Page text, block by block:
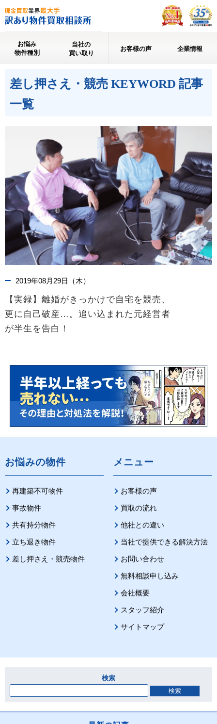
お悩み
物件種別
当社の
買い取り
お客様の声 企業情報
差し押さえ・競売 KEYWORD 記事
一覧
2019年08月29日（木）
【実録】離婚がきっかけで自宅を競売、
更に自己破産…。追い込まれた元経営者
が半生を告白！
お悩みの物件
再建築不可物件
事故物件
共有持分物件
立ち退き物件
差し押さえ・競売物件
メニュー
お客様の声
買取の流れ
他社との違い
当社で提供できる解決方法
お問い合わせ
無料相談申し込み
会社概要
スタッフ紹介
サイトマップ
検索